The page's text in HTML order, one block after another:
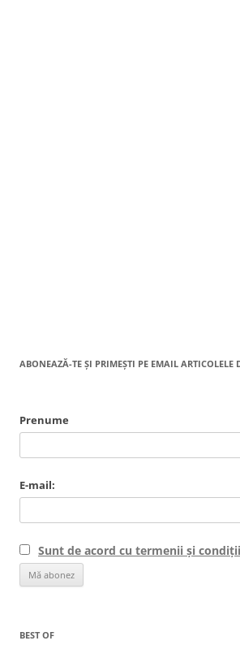
ABONEAZĂ-TE ȘI PRIMEȘTI PE EMAIL ARTICOLELE
Prenume
E-mail:
Sunt de acord cu termenii și
BEST OF